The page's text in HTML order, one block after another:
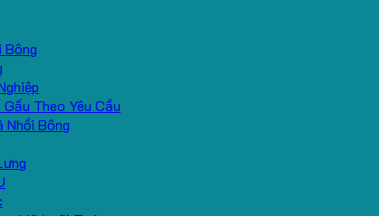
Bông
Theo Yêu Cầu
Nhồi Bông